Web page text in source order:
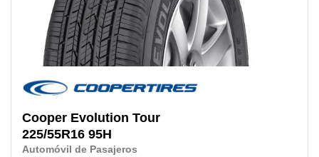
Cooper Evolution Tour
225/55R16 95H
Automóvil de Pasajeros